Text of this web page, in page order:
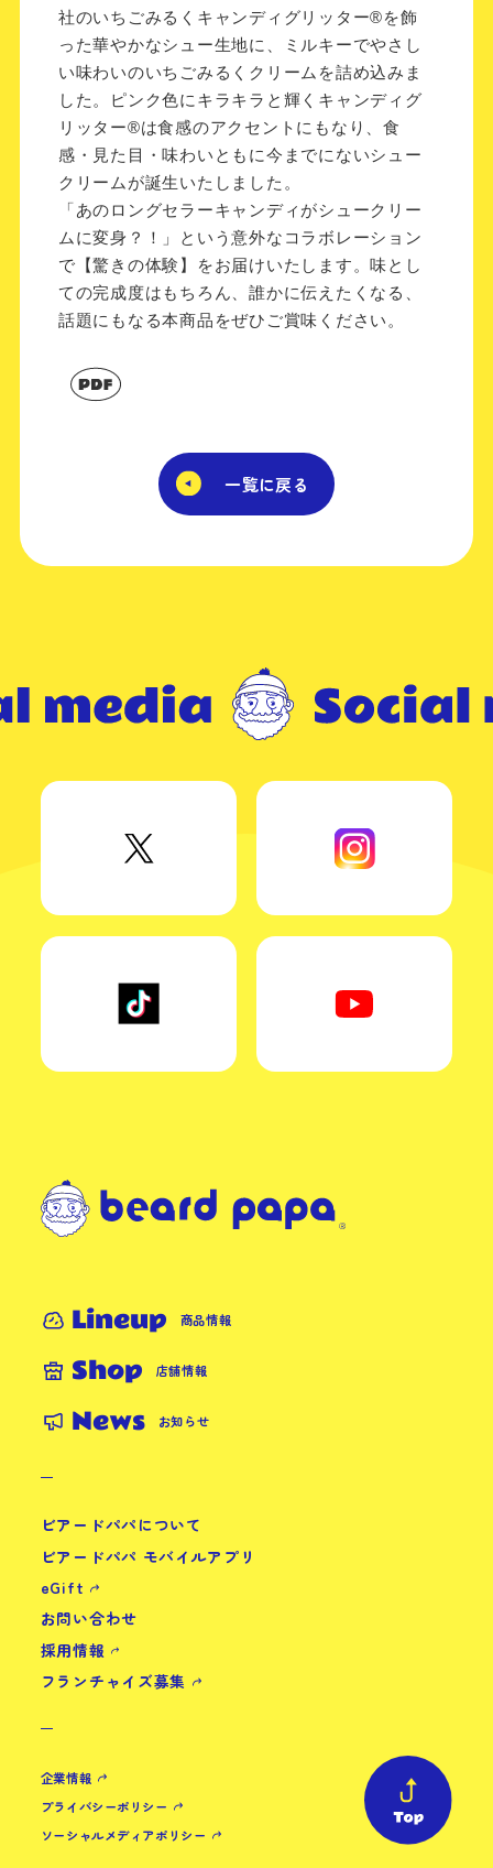
社のいちごみるくキャンディグリッター®を飾
った華やかなシュー生地に、ミルキーでやさし
い味わいのいちごみるくクリームを詰め込みま
した。ピンク色にキラキラと輝くキャンディグ
リッター®は食感のアクセントにもなり、食
感・見た目・味わいともに今までにないシュー
クリームが誕生いたしました。
「あのロングセラーキャンディがシュークリー
ムに変身？！」という意外なコラボレーション
で【驚きの体験】をお届けいたします。味とし
ての完成度はもちろん、誰かに伝えたくなる、
話題にもなる本商品をぜひご賞味ください。
一覧に戻る
Lineup 商品情報
Shop 店舗情報
News お知らせ
ビアードパパについて
ビアードパパ モバイルアプリ
eGift
お問い合わせ
採用情報
フランチャイズ募集
企業情報
プライバシーポリシー
ソーシャルメディアポリシー